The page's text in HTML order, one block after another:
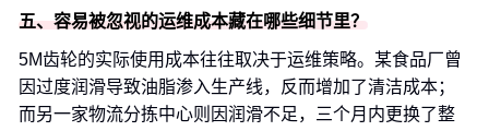
五、容易被忽视的运维成本藏在哪些细节里？
5M齿轮的实际使用成本往往取决于运维策略。某食品厂曾
因过度润滑导致油脂渗入生产线，反而增加了清洁成本；
而另一家物流分拣中心则因润滑不足，三个月内更换了整